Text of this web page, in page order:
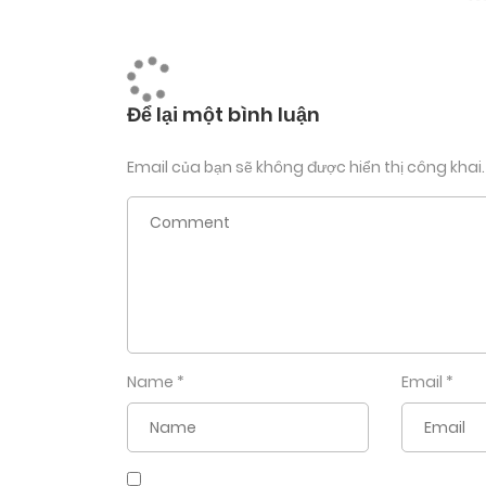
việc của mình không ngừng nghỉ, hang động
dễ hơn. Tay nàng mỗi lần vào lại đi tới nơi sâu
mạnh vào điểm G. Cô lập tức được nàng cho
đỉnh xong giờ vẫn chưa hết vậy mà nàng lại
“Không được…ư đừng liếm nữa không…em sẽ…
Cô cố đẩy đầu nàng ra nhưng càng đẩy lưỡi
Để lại một bình luận
Email của bạn sẽ không được hiển thị công khai.
Name * Email *